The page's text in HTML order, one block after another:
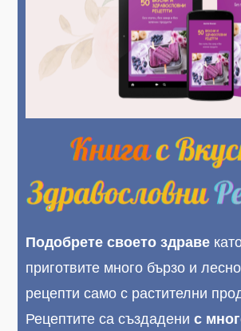
Подобрете своето здраве
приготвите много бързо и
рецепти само с растителни
Рецептите са създаденис